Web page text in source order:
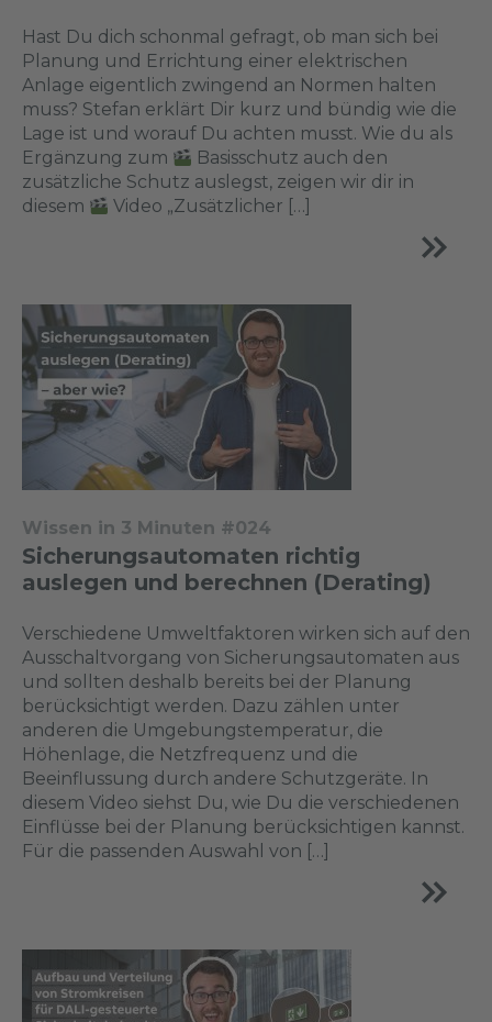
Hast Du dich schonmal gefragt, ob man sich bei
Planung und Errichtung einer elektrischen
Anlage eigentlich zwingend an Normen halten
muss? Stefan erklärt Dir kurz und bündig wie die
Lage ist und worauf Du achten musst. Wie du als
Ergänzung zum
Basisschutz auch den
zusätzliche Schutz auslegst, zeigen wir dir in
diesem
Video „Zusätzlicher […]
Wissen in 3 Minuten #024
Sicherungsautomaten richtig
auslegen und berechnen (Derating)
Verschiedene Umweltfaktoren wirken sich auf den
Ausschaltvorgang von Sicherungsautomaten aus
und sollten deshalb bereits bei der Planung
berücksichtigt werden. Dazu zählen unter
anderen die Umgebungstemperatur, die
Höhenlage, die Netzfrequenz und die
Beeinflussung durch andere Schutzgeräte. In
diesem Video siehst Du, wie Du die verschiedenen
Einflüsse bei der Planung berücksichtigen kannst.
Für die passenden Auswahl von […]